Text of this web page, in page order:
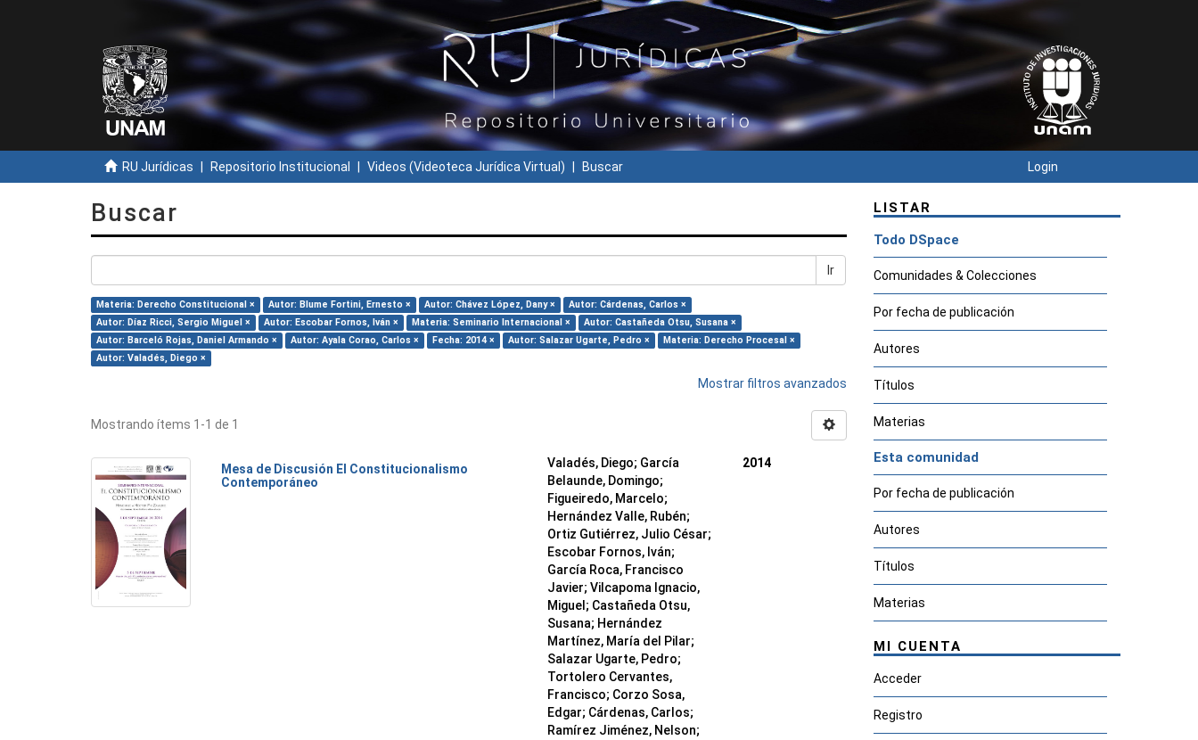
RU Jurídicas Repositorio Institucional Videos (Videoteca Jurídica Virtual) Buscar Login
Buscar
Ir
Materia: Derecho Constitucional × Autor: Blume Fortini, Ernesto × Autor: Chávez López, Dany ×
Autor: Cárdenas, Carlos ×
Autor: Díaz Ricci, Sergio Miguel ×
Autor: Escobar Fornos, Iván × Materia: Seminario Internacional ×
Autor: Castañeda Otsu, Susana ×
Autor: Barceló Rojas, Daniel Armando ×
Autor: Ayala Corao, Carlos × Fecha: 2014 × Autor: Salazar Ugarte, Pedro ×
Materia: Derecho Procesal ×
Autor: Valadés, Diego ×
Mostrar filtros avanzados
Mostrando ítems 1-1 de 1
Mesa de Discusión El Constitucionalismo
Contemporáneo
Valadés, Diego; García
Belaunde, Domingo;
Figueiredo, Marcelo;
Hernández Valle, Rubén;
Ortiz Gutiérrez, Julio César;
Escobar Fornos, Iván;
García Roca, Francisco
Javier; Vilcapoma Ignacio,
Miguel ; Castañeda Otsu,
Susana; Hernández
Martínez, María del Pilar;
Salazar Ugarte, Pedro;
Tortolero Cervantes,
Francisco; Corzo Sosa,
Edgar; Cárdenas, Carlos;
Ramírez Jiménez, Nelson;
2014
LISTAR
Todo DSpace
Comunidades & Colecciones
Por fecha de publicación
Autores
Títulos
Materias
Esta comunidad
Por fecha de publicación
Autores
Títulos
Materias
MI CUENTA
Acceder
Registro